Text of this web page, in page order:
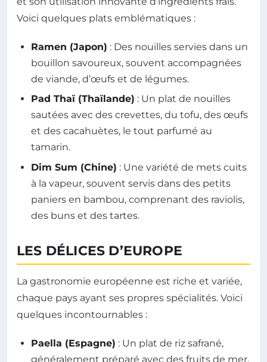
Voici quelques plats emblématiques :
Ramen (Japon) : Des nouilles servies dans un
bouillon savoureux, souvent accompagnées
de viande, d’œufs et de légumes.
Pad Thaï (Thaïlande) : Un plat de nouilles
sautées avec des crevettes, du tofu, des œufs
et des cacahuètes, le tout parfumé au
tamarin.
Dim Sum (Chine) : Une variété de mets cuits
à la vapeur, souvent servis dans des petits
paniers en bambou, comprenant des raviolis,
des buns et des tartes.
LES DÉLICES D’EUROPE
La gastronomie européenne est riche et variée,
chaque pays ayant ses propres spécialités. Voici
quelques incontournables :
Paella (Espagne) : Un plat de riz safrané,
généralement préparé avec des fruits de mer,